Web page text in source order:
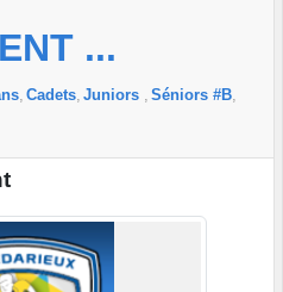
...
Cadets Juniors
Séniors #B